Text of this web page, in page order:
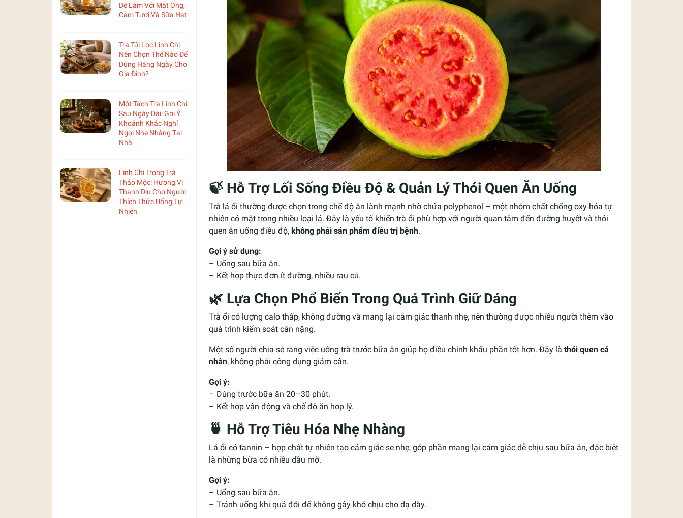
Dễ Làm Với Mật Ong,
Cam Tươi Và Sữa Hạt
Trà Túi Lọc Linh Chi
Nên Chọn Thế Nào Để
Dùng Hằng Ngày Cho
Gia Đình?
Một Tách Trà Linh Chi
Sau Ngày Dài: Gợi Ý
Khoảnh Khắc Nghỉ
Ngơi Nhẹ Nhàng Tại
Nhà
Linh Chi Trong Trà
Thảo Mộc: Hương Vị
Thanh Dịu Cho Người
Thích Thức Uống Tự
Nhiên
🍃 Hỗ Trợ Lối Sống Điều Độ & Quản Lý Thói Quen Ăn Uống
Trà lá ổi thường được chọn trong chế độ ăn lành mạnh nhờ chứa polyphenol – một nhóm chất chống oxy hóa tự
nhiên có mặt trong nhiều loại lá. Đây là yếu tố khiến trà ổi phù hợp với người quan tâm đến đường huyết và thói
quen ăn uống điều độ, không phải sản phẩm điều trị bệnh.
Gợi ý sử dụng:
– Uống sau bữa ăn.
– Kết hợp thực đơn ít đường, nhiều rau củ.
🌿 Lựa Chọn Phổ Biến Trong Quá Trình Giữ Dáng
Trà ổi có lượng calo thấp, không đường và mang lại cảm giác thanh nhẹ, nên thường được nhiều người thêm vào
quá trình kiểm soát cân nặng.
Một số người chia sẻ rằng việc uống trà trước bữa ăn giúp họ điều chỉnh khẩu phần tốt hơn. Đây là thói quen cá
nhân, không phải công dụng giảm cân.
Gợi ý:
– Dùng trước bữa ăn 20–30 phút.
– Kết hợp vận động và chế độ ăn hợp lý.
🍵 Hỗ Trợ Tiêu Hóa Nhẹ Nhàng
Lá ổi có tannin – hợp chất tự nhiên tạo cảm giác se nhẹ, góp phần mang lại cảm giác dễ chịu sau bữa ăn, đặc biệt
là những bữa có nhiều dầu mỡ.
Gợi ý:
– Uống sau bữa ăn.
– Tránh uống khi quá đói để không gây khó chịu cho dạ dày.